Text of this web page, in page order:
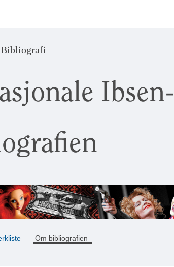
Bibliografi
Ibsen-
Om bibliografien